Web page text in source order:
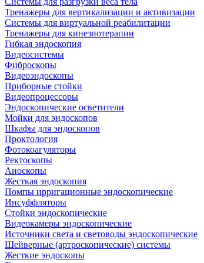
Тренажеры для вертикализации и активизации
Системы для виртуальной реабилитации
Тренажеры для кинезиотерапии
Гибкая эндоскопия
Видеосистемы
Фиброскопы
Видеоэндоскопы
Приборные стойки
Видеопроцессоры
Эндоскопические осветители
Мойки для эндоскопов
Шкафы для эндоскопов
Проктология
Фотокоагуляторы
Ректоскопы
Аноскопы
Жесткая эндоскопия
Помпы ирригационные эндоскопические
Инсуффляторы
Стойки эндоскопические
Видеокамеры эндоскопические
Источники света и световоды эндоскопические
Шейверные (артроскопические) системы
Жесткие эндоскопы